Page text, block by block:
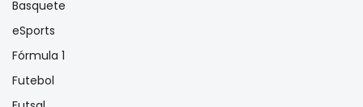
Basquete
eSports
Fórmula 1
Futebol